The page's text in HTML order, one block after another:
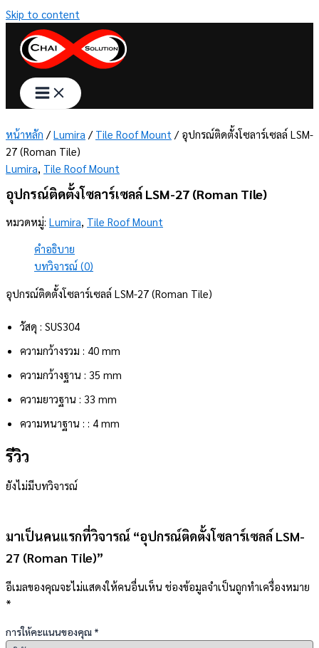
Skip to content
หน้าหลัก /Lumira / Tile Roof Mount / อุปกรณ์ติดตั้งโซลาร์เซลล์ LSM-
27 (Roman Tile)
Lumira, Tile Roof Mount
อุปกรณ์ติดตั้งโซลาร์เซลล์ LSM-27 (Roman Tile)
หมวดหมู่: Lumira Tile Roof Mount
คำอธิบาย
บทวิจารณ์ (0)
อุปกรณ์ติดตั้งโซลาร์เซลล์ LSM-27 (Roman Tile)
วัสดุ : SUS304
ความกว้างรวม : 40 mm
ความกว้างฐาน : 35 mm
ความยาวฐาน : 33 mm
ความหนาฐาน : : 4 mm
รีวิว
ยังไม่มีบทวิจารณ์
มาเป็นคนแรกที่วิจารณ์ “อุปกรณ์ติดตั้งโซลาร์เซลล์ LSM-
27 (Roman Tile)”
อีเมลของคุณจะไม่แสดงให้คนอื่นเห็น ช่องข้อมูลจำเป็นถูกทำเครื่องหมาย
*
การให้คะแนนของคุณ *